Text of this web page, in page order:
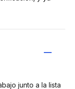
junto a la lista